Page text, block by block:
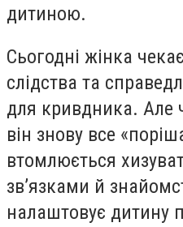
дитиною.
Сьогодні жінка
слідства та
для кривдника. Але
він знову все
втомлюється
зв’язками й
налаштовує дитину